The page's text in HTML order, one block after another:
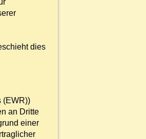
dies
(EWR))
an Dritte
einer